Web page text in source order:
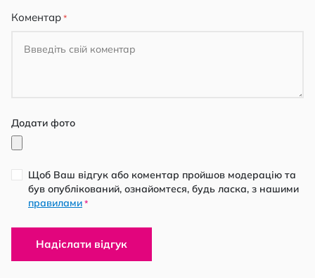
Коментар
Додати фото
Щоб Ваш відгук або коментар пройшов модерацію та
був опублікований, ознайомтеся, будь ласка, з нашими
правилами *
Надіслати відгук